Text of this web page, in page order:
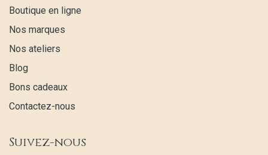
Boutique en ligne
Nos marques
Nos ateliers
Blog
Bons cadeaux
Contactez-nous
Suivez-nous